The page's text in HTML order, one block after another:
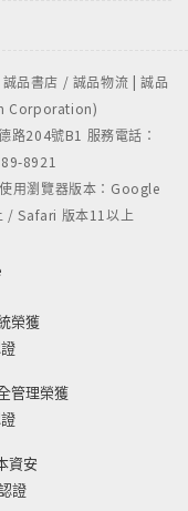
品書店 / 誠品物流 | 誠品
Corporation)
路204號B1 服務電話：
8921
用瀏覽器版本：Google
/ Safari 版本11以上
榮獲
管理榮獲
資安
證